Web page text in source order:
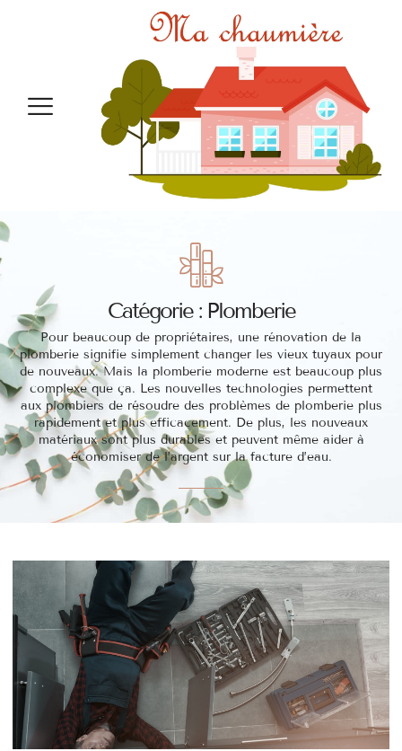
Catégorie : Plomberie
Pour beaucoup de propriétaires, une rénovation de la
plomberie signifie simplement changer les vieux tuyaux pour
de nouveaux. Mais la plomberie moderne est beaucoup plus
complexe que ça. Les nouvelles technologies permettent
aux plombiers de résoudre des problèmes de plomberie plus
rapidement et plus efficacement. De plus, les nouveaux
matériaux sont plus durables et peuvent même aider à
économiser de l’argent sur la facture d’eau.